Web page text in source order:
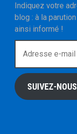
Indiquez votre
blog : à la
ainsi informé !
r
e
s
SUIVEZ-